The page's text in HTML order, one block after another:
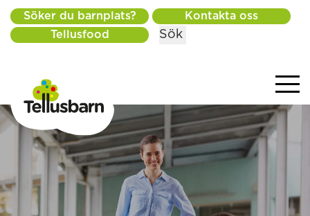
Söker du barnplats?
Kontakta oss
Tellusfood
Sök